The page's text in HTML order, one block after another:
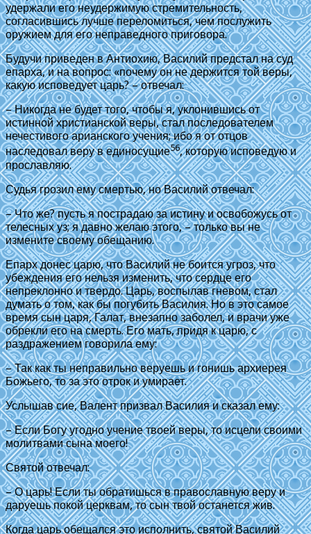
удержали его неудержимую стремительность,
согласившись лучше переломиться, чем послужить
оружием для его неправедного приговора.
Будучи приведен в Антиохию, Василий предстал на суд
епарха, и на вопрос: «почему он не держится той веры,
какую исповедует царь? – отвечал:
– Никогда не будет того, чтобы я, уклонившись от
истинной христианской веры, стал последователем
нечестивого арианского учения; ибо я от отцов
наследовал веру в единосущие56, которую исповедую и
прославляю.
Судья грозил ему смертью, но Василий отвечал:
– Что же? пусть я пострадаю за истину и освобожусь от
телесных уз; я давно желаю этого, – только вы не
измените своему обещанию.
Епарх донес царю, что Василий не боится угроз, что
убеждения его нельзя изменить, что сердце его
непреклонно и твердо. Царь, воспылав гневом, стал
думать о том, как бы погубить Василия. Но в это самое
время сын царя, Галат, внезапно заболел, и врачи уже
обрекли его на смерть. Его мать, придя к царю, с
раздражением говорила ему:
– Так как ты неправильно веруешь и гонишь архиерея
Божьего, то за это отрок и умирает.
Услышав сие, Валент призвал Василия и сказал ему:
– Если Богу угодно учение твоей веры, то исцели своими
молитвами сына моего!
Святой отвечал:
– О царь! Если ты обратишься в православную веру и
даруешь покой церквам, то сын твой останется жив.
Когда царь обещался это исполнить, святой Василий